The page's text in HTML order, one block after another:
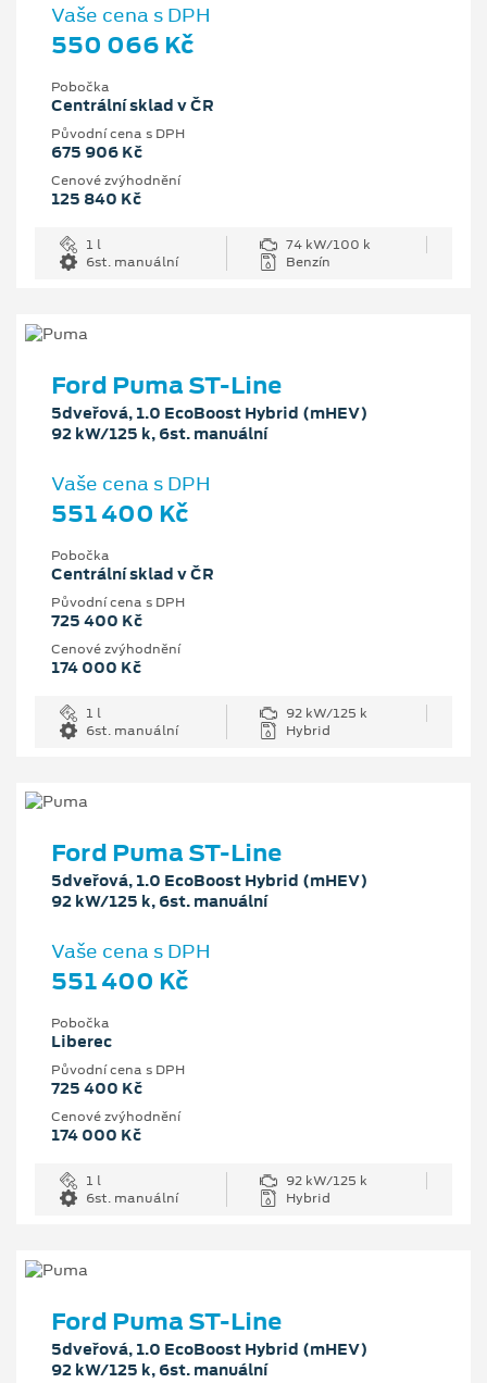
Vaše cena s DPH
550 066 Kč
Pobočka
Centrální sklad v ČR
Původní cena s DPH
675 906 Kč
Cenové zvýhodnění
125 840 Kč
1 l
74 kW/100 k
6st. manuální
Benzín
Ford Puma ST-Line
5dveřová, 1.0 EcoBoost Hybrid (mHEV)
92 kW/125 k, 6st. manuální
Vaše cena s DPH
551 400 Kč
Pobočka
Centrální sklad v ČR
Původní cena s DPH
725 400 Kč
Cenové zvýhodnění
174 000 Kč
1 l
92 kW/125 k
6st. manuální
Hybrid
Ford Puma ST-Line
5dveřová, 1.0 EcoBoost Hybrid (mHEV)
92 kW/125 k, 6st. manuální
Vaše cena s DPH
551 400 Kč
Pobočka
Liberec
Původní cena s DPH
725 400 Kč
Cenové zvýhodnění
174 000 Kč
1 l
92 kW/125 k
6st. manuální
Hybrid
Ford Puma ST-Line
5dveřová, 1.0 EcoBoost Hybrid (mHEV)
92 kW/125 k, 6st. manuální